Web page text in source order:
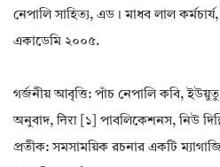
নেপালি সাহিত্য, এড। মাধব লাল
একাডেমি ২০০৫.
গর্জনীয় আবৃত্তি: পাঁচ নেপালি কবি, ইউয়ুতু
অনুবাদ, निरा [১] পাবলিকেশনস, নিউ
প্রতীক: সমসাময়িক রচনার একটি